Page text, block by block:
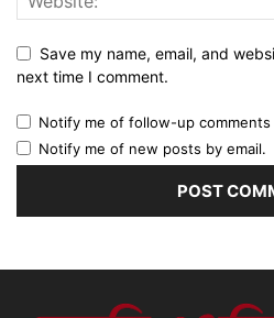
Save my name, email, and
next time I comment.
Notify me of follow-up comments
Notify me of new posts by email.